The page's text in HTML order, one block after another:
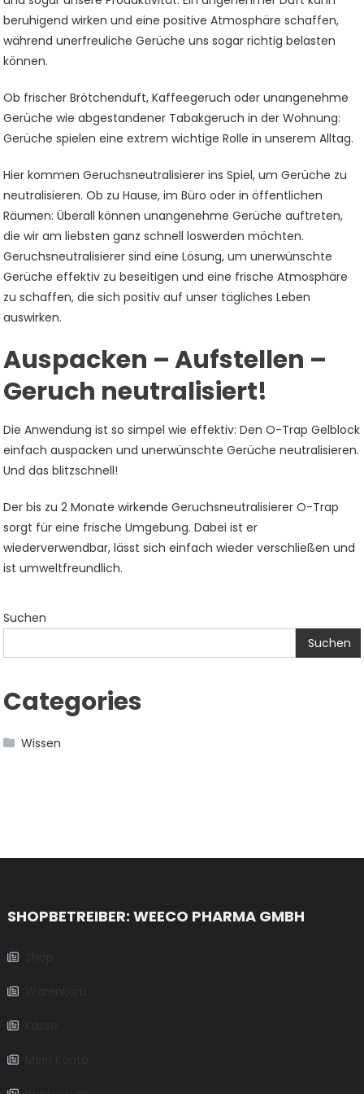
beruhigend wirken und eine positive Atmosphäre schaffen,
während unerfreuliche Gerüche uns sogar richtig belasten
können.
Ob frischer Brötchenduft, Kaffeegeruch oder unangenehme
Gerüche wie abgestandener Tabakgeruch in der Wohnung:
Gerüche spielen eine extrem wichtige Rolle in unserem Alltag.
Hier kommen Geruchsneutralisierer ins Spiel, um Gerüche zu
neutralisieren. Ob zu Hause, im Büro oder in öffentlichen
Räumen: Überall können unangenehme Gerüche auftreten,
die wir am liebsten ganz schnell loswerden möchten.
Geruchsneutralisierer sind eine Lösung, um unerwünschte
Gerüche effektiv zu beseitigen und eine frische Atmosphäre
zu schaffen, die sich positiv auf unser tägliches Leben
auswirken.
Auspacken – Aufstellen –
Geruch neutralisiert!
Die Anwendung ist so simpel wie effektiv: Den O-Trap Gelblock
einfach auspacken und unerwünschte Gerüche neutralisieren.
Und das blitzschnell!
Der bis zu 2 Monate wirkende Geruchsneutralisierer O-Trap
sorgt für eine frische Umgebung. Dabei ist er
wiederverwendbar, lässt sich einfach wieder verschließen und
ist umweltfreundlich.
Suchen
Suchen
Categories
Wissen
SHOPBETREIBER: WEECO PHARMA GMBH